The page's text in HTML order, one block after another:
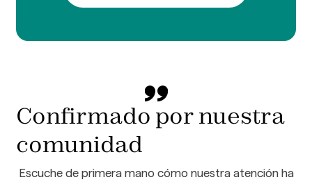
Confirmado por nuestra
comunidad
Escuche de primera mano cómo nuestra atención ha